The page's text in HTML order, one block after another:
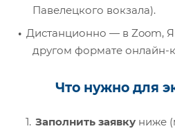
Павелецкого вокзала).
Дистанционно — в Zoom,
другом формате онлайн-
Что нужно для
Заполнить заявку ниже